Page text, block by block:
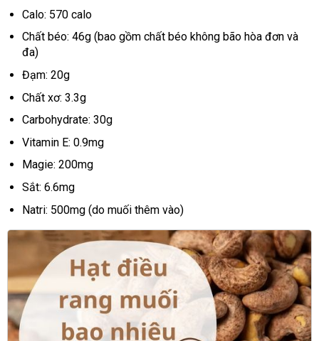
Calo: 570 calo
Chất béo: 46g (bao gồm chất béo không bão hòa đơn và
đa)
Đạm: 20g
Chất xơ: 3.3g
Carbohydrate: 30g
Vitamin E: 0.9mg
Magie: 200mg
Sắt: 6.6mg
Natri: 500mg (do muối thêm vào)